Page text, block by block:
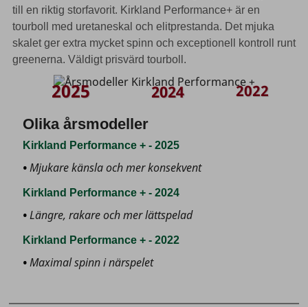
till en riktig storfavorit. Kirkland Performance+ är en
tourboll med uretaneskal och elitprestanda. Det mjuka
skalet ger extra mycket spinn och exceptionell kontroll runt
greenerna. Väldigt prisvärd tourboll.
2025 2024 2022
Olika årsmodeller
Kirkland Performance + - 2025
Mjukare känsla och mer konsekvent
Kirkland Performance + - 2024
Längre, rakare och mer lättspelad
Kirkland Performance + - 2022
Maximal spinn i närspelet